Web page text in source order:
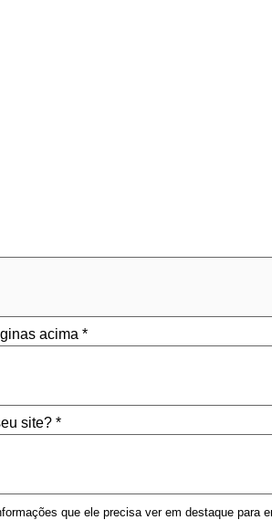
acima *
site? *
que ele precisa ver em destaque para